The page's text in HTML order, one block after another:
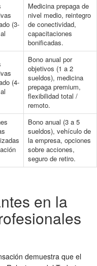
(3-
Medicina prepaga de
nivel medio, reintegro
de conectividad,
capacitaciones
bonificadas.
(4-
Bono anual por
objetivos (1 a 2
sueldos), medicina
prepaga premium,
flexibilidad total /
remoto.
Bono anual (3 a 5
sueldos), vehículo de
la empresa, opciones
sobre acciones,
seguro de retiro.
en la
demuestra que el